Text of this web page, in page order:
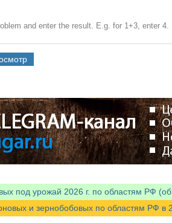
and enter the result. E.g. for 1+3, enter 4.
под урожай 2026 г. по областям РФ
и зернобобовых по областям РФ в